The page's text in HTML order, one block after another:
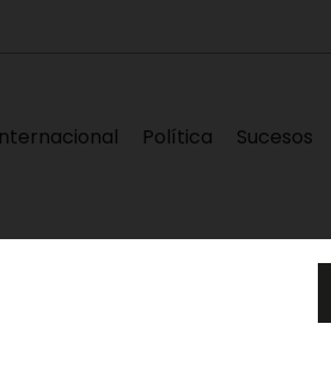
Política Sucesos
Espinal y UEE Rodríguez